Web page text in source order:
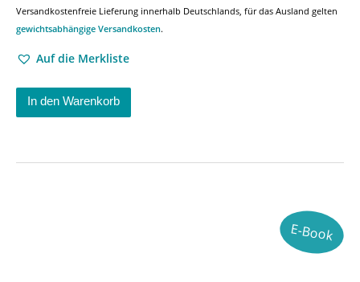
Versandkostenfreie Lieferung innerhalb Deutschlands, für das Ausland gelten
gewichtsabhängige Versandkosten.
Auf die Merkliste
In den Warenkorb
E-Book